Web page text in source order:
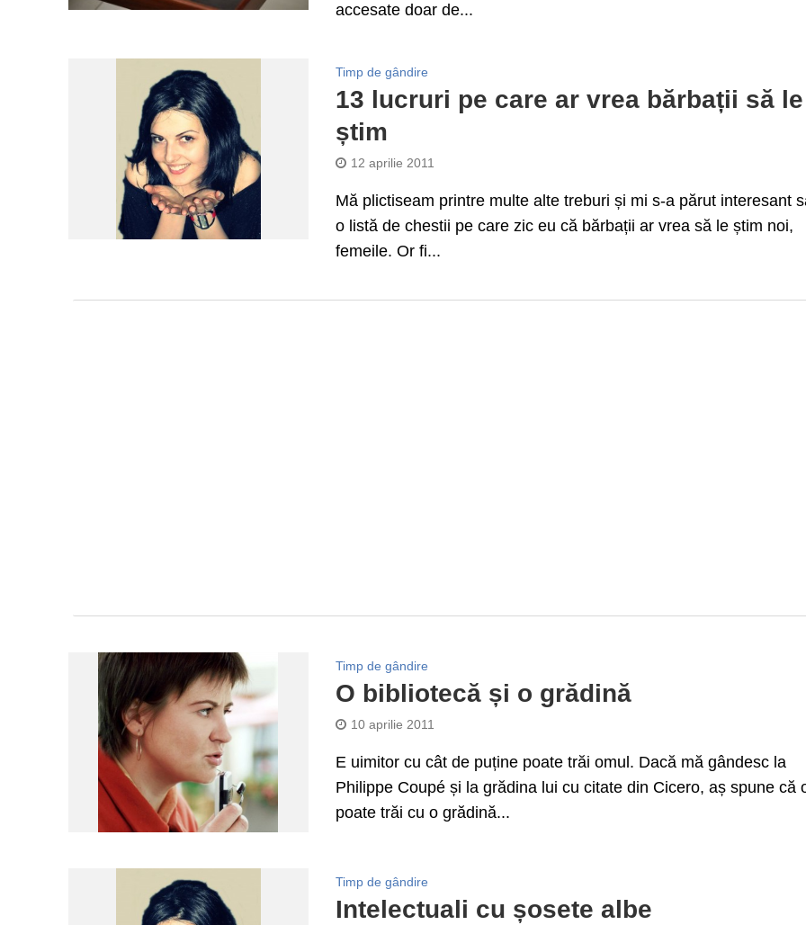
accesate doar de...
Timp de gândire
13 lucruri pe care ar vrea bărbații să le
știm
12 aprilie 2011
Mă plictiseam printre multe alte treburi și mi s-a părut interesant
o listă de chestii pe care zic eu că bărbații ar vrea să le știm noi,
femeile. Or fi...
Timp de gândire
O bibliotecă și o grădină
10 aprilie 2011
E uimitor cu cât de puține poate trăi omul. Dacă mă gândesc la
Philippe Coupé și la grădina lui cu citate din Cicero, aș spune că
poate trăi cu o grădină...
Timp de gândire
Intelectuali cu șosete albe